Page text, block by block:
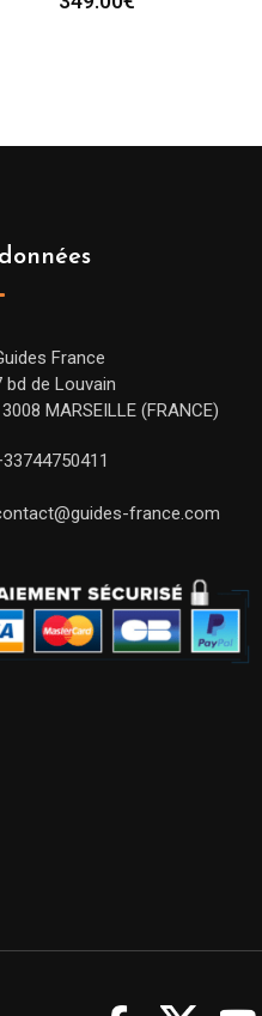
France
bd de Louvain
MARSEILLE (FRANCE)
france.com